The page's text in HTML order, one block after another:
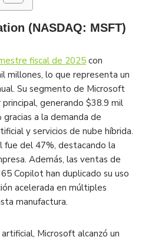
(NASDAQ: MSFT)
fiscal de 2025 con
millones, lo que representa un
Su segmento de Microsoft
generando $38.9 mil
a la demanda de
y servicios de nube híbrida.
fue del 47%, destacando la
Además, las ventas de
Copilot han duplicado su uso
acelerada en múltiples
manufactura​.
Microsoft alcanzó un